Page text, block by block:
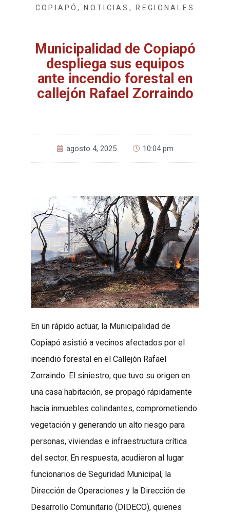
COPIAPÓ ,NOTICIAS ,REGIONALES
Municipalidad de Copiapó
despliega sus equipos
ante incendio forestal en
callejón Rafael Zorraindo
agosto 4, 2025 10:04 pm
En un rápido actuar, la Municipalidad de
Copiapó asistió a vecinos afectados por el
incendio forestal en el Callejón Rafael
Zorraindo. El siniestro, que tuvo su origen en
una casa habitación, se propagó rápidamente
hacia inmuebles colindantes, comprometiendo
vegetación y generando un alto riesgo para
personas, viviendas e infraestructura crítica
del sector. En respuesta, acudieron al lugar
funcionarios de Seguridad Municipal, la
Dirección de Operaciones y la Dirección de
Desarrollo Comunitario (DIDECO), quienes